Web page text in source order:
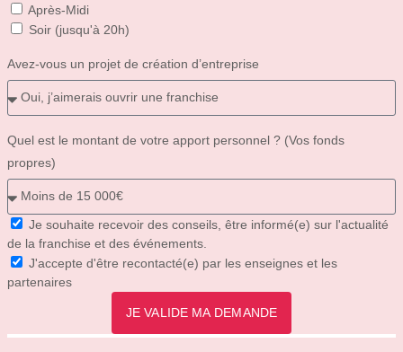
Après-Midi
Soir (jusqu'à 20h)
Avez-vous un projet de création d’entreprise
Quel est le montant de votre apport personnel ? (Vos fonds
propres)
Je souhaite recevoir des conseils, être informé(e) sur l'actualité
de la franchise et des événements.
J'accepte d'être recontacté(e) par les enseignes et les
partenaires
JE VALIDE MA DEMANDE